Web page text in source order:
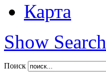
Карта
Show Search
Поиск